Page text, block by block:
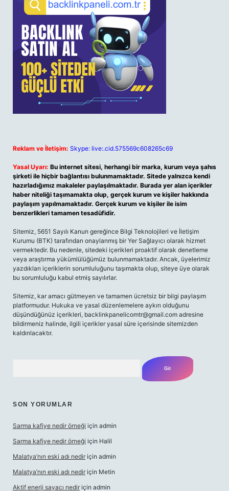
Reklam ve İletişim: Skype: live:.cid.575569c608265c69
Yasal Uyarı: Bu internet sitesi, herhangi bir marka, kurum veya şahıs
şirketi ile hiçbir bağlantısı bulunmamaktadır. Sitede yalnızca kendi
hazırladığımız makaleler paylaşılmaktadır. Burada yer alan içerikler
haber niteliği taşımamakta olup, gerçek kurum ve kişiler hakkında
paylaşım yapılmamaktadır. Gerçek kurum ve kişiler ile isim
benzerlikleri tamamen tesadüfidir.
Sitemiz, 5651 Sayılı Kanun gereğince Bilgi Teknolojileri ve İletişim
Kurumu (BTK) tarafından onaylanmış bir Yer Sağlayıcı olarak hizmet
vermektedir. Bu nedenle, sitedeki içerikleri proaktif olarak denetleme
veya araştırma yükümlülüğümüz bulunmamaktadır. Ancak, üyelerimiz
yazdıkları içeriklerin sorumluluğunu taşımakta olup, siteye üye olarak
bu sorumluluğu kabul etmiş sayılırlar.
Sitemiz, kar amacı gütmeyen ve tamamen ücretsiz bir bilgi paylaşım
platformudur. Hukuka ve yasal düzenlemelere aykırı olduğunu
düşündüğünüz içerikleri, backlinkpanelicomtr@gmail.com adresine
bildirmeniz halinde, ilgili içerikler yasal süre içerisinde sitemizden
kaldırılacaktır.
SON YORUMLAR
Sarma kafiye nedir örneği için admin
Sarma kafiye nedir örneği için Halil
Malatya’nın eski adı nedir için admin
Malatya’nın eski adı nedir için Metin
Aktif enerji sayacı nedir için admin